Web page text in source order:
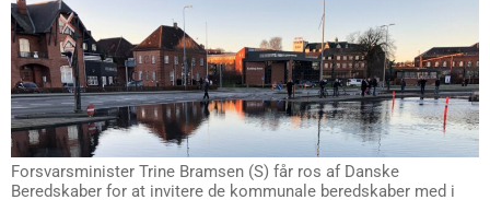
Forsvarsminister Trine Bramsen (S) får ros af Danske
Beredskaber for at invitere de kommunale beredskaber med i